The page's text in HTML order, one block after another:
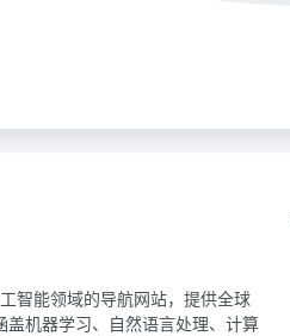
智能领域的导航网站，提供全球
机器学习、自然语言处理、计算